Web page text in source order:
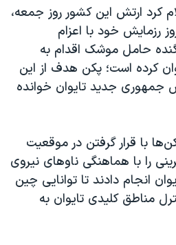
ایران
صلح
«سی‌پک»
کرد ارتش این کشور روز جمعه،
رزمایش خود با اعزام
حامل موشک اقدام به
کرده است؛ پکن هدف از این
جمهوری جدید تایوان خوانده
با قرار گرفتن در موقعیت
را با هماهنگی ناوهای نیروی
انجام دادند تا توانایی چین
مناطق کلیدی تایوان به